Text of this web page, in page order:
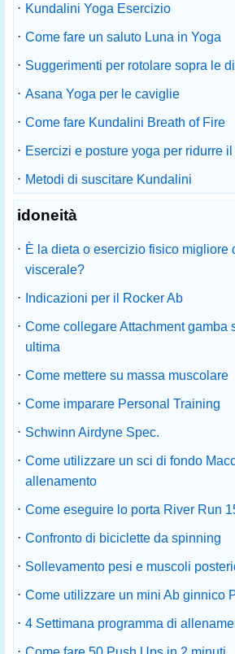
· Kundalini Yoga Esercizio
· Come fare un saluto Luna in Yoga
· Suggerimenti per rotolare sopra le
· Asana Yoga per le caviglie
· Come fare Kundalini Breath of Fire
· Esercizi e posture yoga per ridurre
· Metodi di suscitare Kundalini
idoneità
· È la dieta o esercizio fisico migliore
viscerale?
·
Indicazioni per il Rocker Ab
· Come collegare Attachment gamba
ultima
· Come mettere su massa muscolare
· Come imparare Personal Training
· Schwinn Airdyne Spec.
· Come utilizzare un sci di fondo
allenamento
· Come eseguire lo porta River Run
· Confronto di biciclette da spinning
· Sollevamento pesi e muscoli
· Come utilizzare un mini Ab ginnico
· 4 Settimana programma di
·